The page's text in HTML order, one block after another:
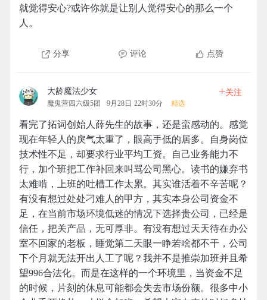
就觉得安心?或许你就是让别人觉得安心的那么一个
人。
分享 评论 点赞
大龄魔法少女
魔鬼营四六级5团 9月28日 22时30分 精选
+关注
看完了拓词创始人薛先生的故事，还是蛮感动的。感觉
现在年轻人的戾气太重了，眼高手低的居多。自身岗位
技术性不足，却要求行业平均工资。自己业务能力不
行，加个班把工作补回来叫骂公司黑心。读书的嫌弃书
太难啃，上班的吐槽工作太累。其实谁活着不辛苦呢？
有没有想过处处刁难人的甲方，其实本身公司资金不
足，在当前市场环境低迷的情况下选择贵公司，已经是
信任，把关产品，无可厚非。有没有想过天天待在办公
室不回家的老板，睡觉第二天眼一睁若啥都不干，公司
下个月就无法开出人工了呢？我并不是推崇加班并且希
望996合法化。而是在这样的一个环境里，当资金不足
的时候，片刻的休息可能都会失去市场份额。很多中小